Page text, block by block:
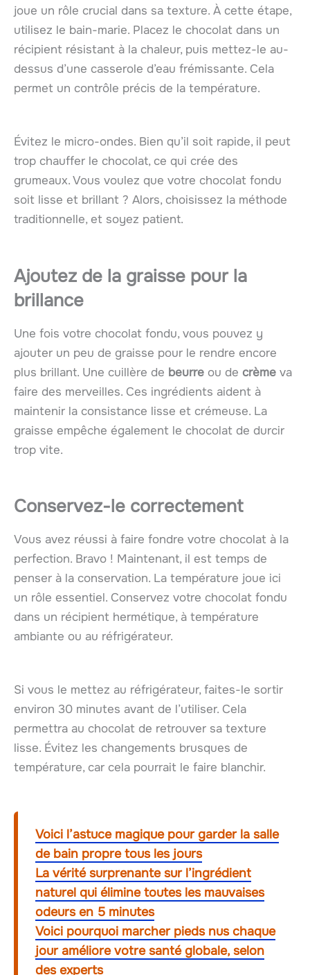
joue un rôle crucial dans sa texture. À cette étape,
utilisez le bain-marie. Placez le chocolat dans un
récipient résistant à la chaleur, puis mettez-le au-
dessus d’une casserole d’eau frémissante. Cela
permet un contrôle précis de la température.
Évitez le micro-ondes. Bien qu’il soit rapide, il peut
trop chauffer le chocolat, ce qui crée des
grumeaux. Vous voulez que votre chocolat fondu
soit lisse et brillant ? Alors, choisissez la méthode
traditionnelle, et soyez patient.
Ajoutez de la graisse pour la
brillance
Une fois votre chocolat fondu, vous pouvez y
ajouter un peu de graisse pour le rendre encore
plus brillant. Une cuillère de beurre ou de crème va
faire des merveilles. Ces ingrédients aident à
maintenir la consistance lisse et crémeuse. La
graisse empêche également le chocolat de durcir
trop vite.
Conservez-le correctement
Vous avez réussi à faire fondre votre chocolat à la
perfection. Bravo ! Maintenant, il est temps de
penser à la conservation. La température joue ici
un rôle essentiel. Conservez votre chocolat fondu
dans un récipient hermétique, à température
ambiante ou au réfrigérateur.
Si vous le mettez au réfrigérateur, faites-le sortir
environ 30 minutes avant de l’utiliser. Cela
permettra au chocolat de retrouver sa texture
lisse. Évitez les changements brusques de
température, car cela pourrait le faire blanchir.
Voici l’astuce magique pour garder la salle
de bain propre tous les jours
La vérité surprenante sur l’ingrédient
naturel qui élimine toutes les mauvaises
odeurs en 5 minutes
Voici pourquoi marcher pieds nus chaque
jour améliore votre santé globale, selon
des experts